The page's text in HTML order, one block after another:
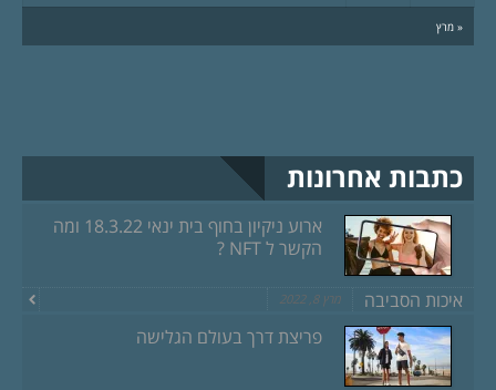
« מרץ
כתבות אחרונות
ארוע ניקיון בחוף בית ינאי 18.3.22 ומה
הקשר ל NFT ?
איכות הסביבה מרץ 8, 2022
פריצת דרך בעולם הגלישה